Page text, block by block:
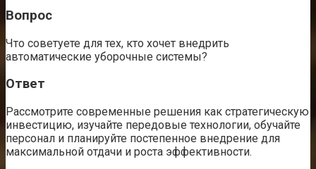
Вопрос
Что советуете для тех, кто хочет внедрить
автоматические уборочные системы?
Ответ
Рассмотрите современные решения как стратегическую
инвестицию, изучайте передовые технологии, обучайте
персонал и планируйте постепенное внедрение для
максимальной отдачи и роста эффективности.